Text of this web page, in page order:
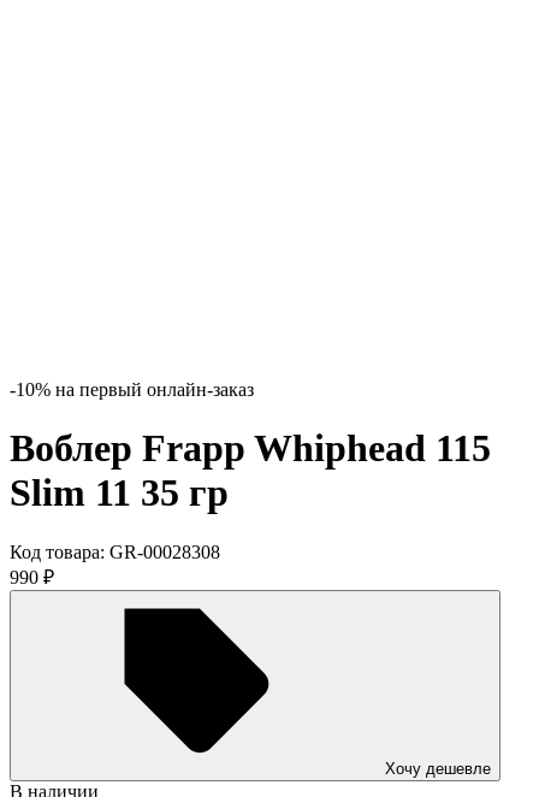
-10% на первый онлайн-заказ
Воблер Frapp Whiphead 115
Slim 11 35 гр
Код товара: GR-00028308
990 ₽
Хочу дешевле
В наличии